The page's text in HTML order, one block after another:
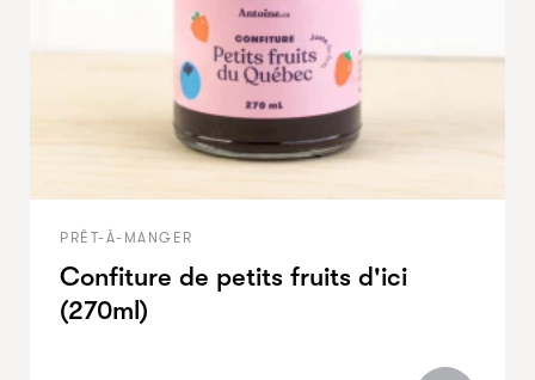
PRÊT-À-MANGER
Confiture de petits fruits d'ici
(270ml)